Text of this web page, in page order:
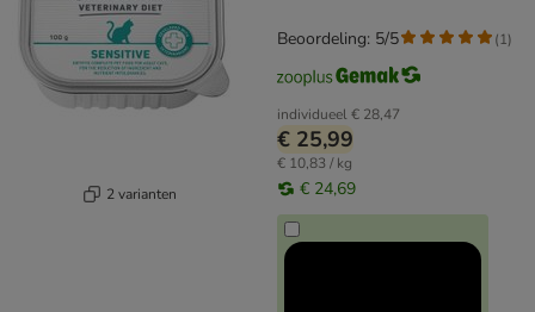
2 varianten
individueel€ 28,47
€ 25,99
€ 10,83 / kg
€ 24,69
Beoordeling: 5/5 (1)